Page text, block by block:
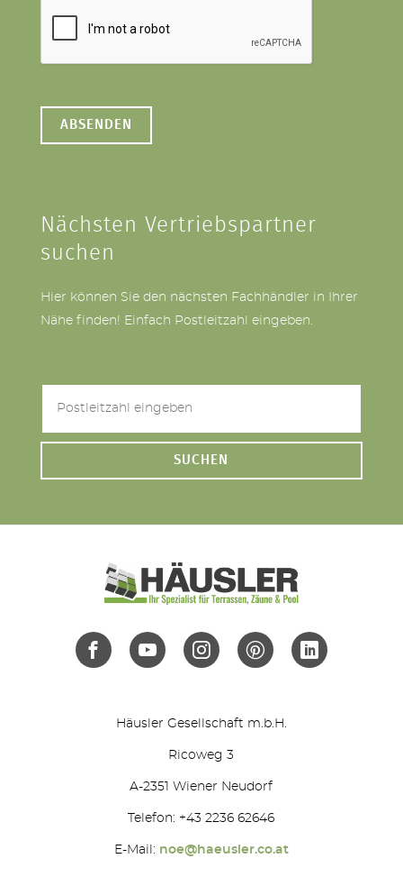
Nächsten Vertriebspartner
suchen
Hier können Sie den nächsten Fachhändler in Ihrer
Nähe finden! Einfach Postleitzahl eingeben.
SUCHEN
Häusler Gesellschaft m.b.H.
Ricoweg 3
A-2351 Wiener Neudorf
Telefon: +43 2236 62646
E-Mail: noe@haeusler.co.at